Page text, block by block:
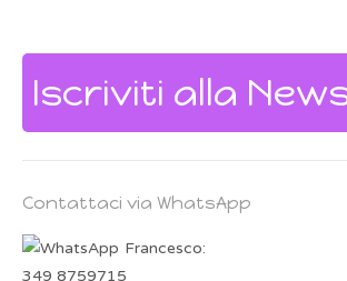
Iscriviti alla
Contattaci via WhatsApp
Francesco:
349 8759715